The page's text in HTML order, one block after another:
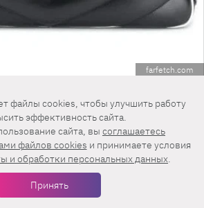
farfetch.com
путешествий тоже есть свои
это логомания — когда
крупно, ярко, желательно
если ты не можешь
Louis Vuitton,
файлы cookies, чтобы улучшить работу
эффективность сайта.
сайта, вы соглашаетесь
файлов cookies и принимаете условия
и обработки персональных данных.
Принять